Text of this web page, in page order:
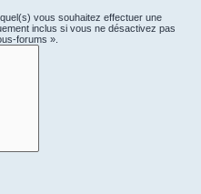
vous souhaitez effectuer une
inclus si vous ne désactivez pas
forums ».